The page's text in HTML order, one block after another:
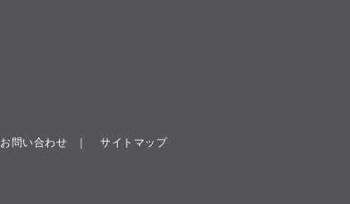
お問い合わせ サイトマップ